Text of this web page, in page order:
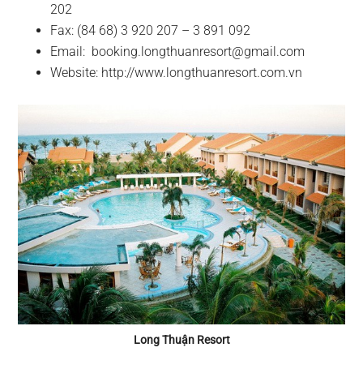
202
Fax: (84 68) 3 920 207 – 3 891 092
Email: booking.longthuanresort@gmail.com
Website: http://www.longthuanresort.com.vn
Long Thuận Resort